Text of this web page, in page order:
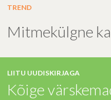
TREND
Mitmekülgne
LIITU UUDISKIRJAGA
Kõige